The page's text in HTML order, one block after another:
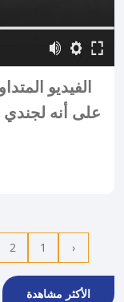
الفيديو
على أنه
‹
1
2
الأكثر مشاهدة